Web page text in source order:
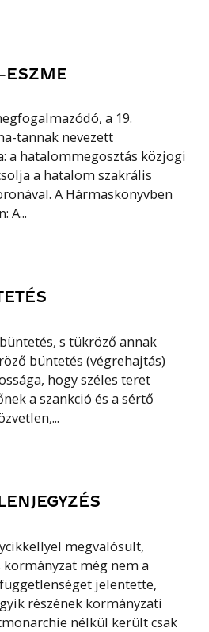
ESZME
a 19.
tannak nevezett
a hatalommegosztás közjogi
a hatalom szakrális
A Hármaskönyvben
A...
s tükröző annak
büntetés (végrehajtás)
hogy széles teret
a szankció és a sértő
megvalósult,
még nem a
jelentette,
részének kormányzati
nélkül került csak